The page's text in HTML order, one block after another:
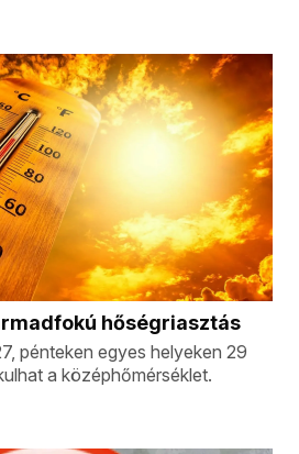
hőségriasztás
pénteken egyes helyeken 29
a középhőmérséklet.